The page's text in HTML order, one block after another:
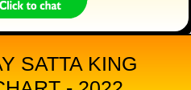
SATTA KING